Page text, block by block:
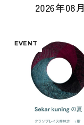
2026年08
EVENT